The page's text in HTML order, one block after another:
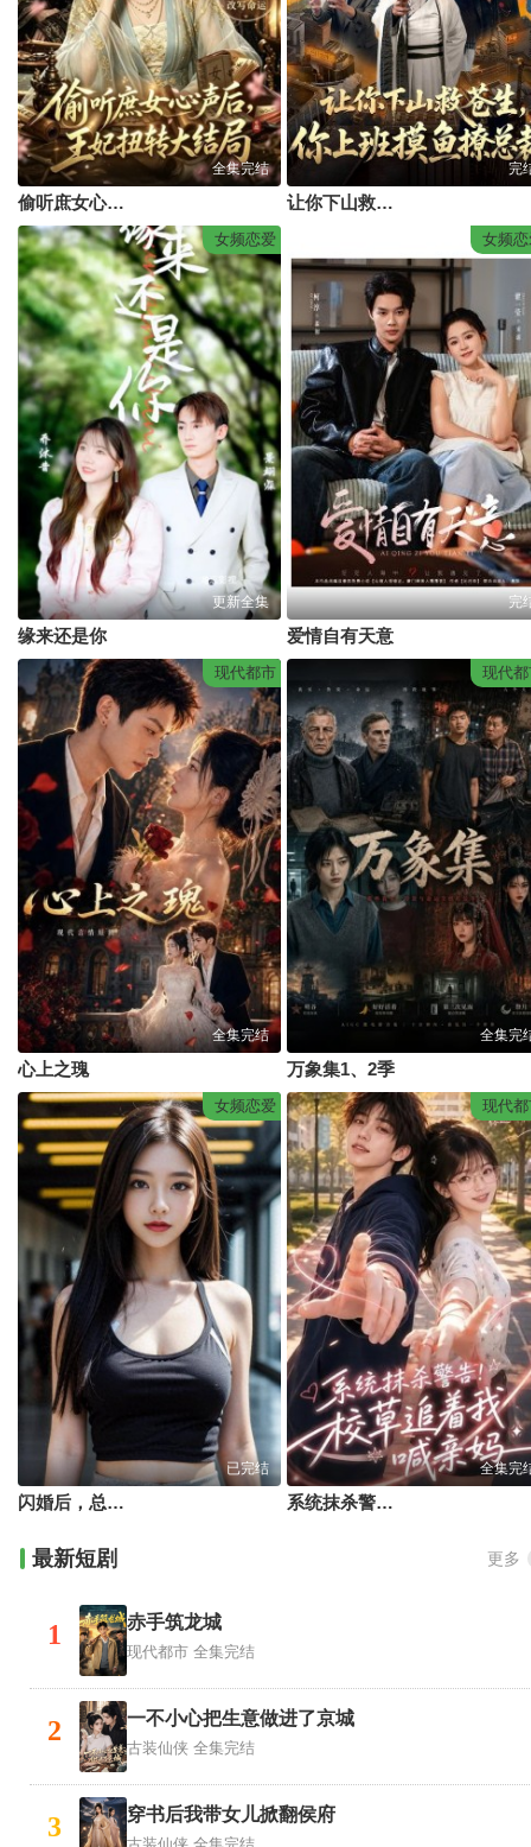
全集完结
偷听庶女心声后，王妃扭转大结局
完
让你下山救苍生，你上班摸鱼撩总裁
女频恋爱
更新全集
缘来还是你
女频
完
爱情自有天意
现代都市
全集完结
心上之瑰
现代
全集完
万象集1、2季
女频恋爱
已完结
闪婚后，总裁夫人要离婚
现代
全集完
系统抹杀警告！校草追着我喊亲妈
最新短剧 更多
1 赤手筑龙城
现代都市 全集完结
2 一不小心把生意做进了京城
古装仙侠 全集完结
3 穿书后我带女儿掀翻侯府